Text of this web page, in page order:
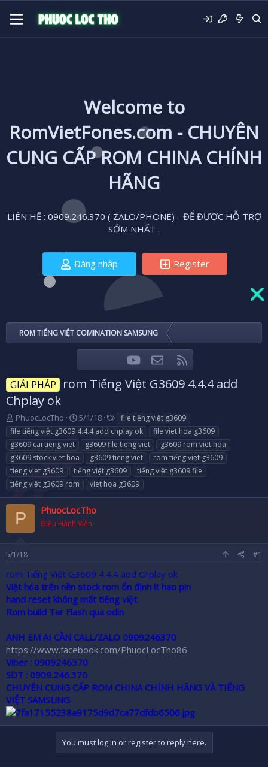
Welcome to
RomVietFones.com - CHUYÊN
CUNG CẤP ROM CHINA CHÍNH
HÃNG
LIÊN HỆ : 0909.246.370 ( ZALO/PHONE) - ĐỂ ĐƯỢC HỖ TRỢ
SỚM NHẤT .
Đăng nhập Register
ROM TIẾNG VIỆT COMINATION SAMSUNG
FacebookTwitteryoutubeLiên hệ
GIẢI PHÁP
rom Tiếng Việt G3609 4.4.4 add
Chplay ok
T
h
r
e
a
d
s
t
a
r
t
e
PhuocLocTho
N
g
à
y
g
ử
i
5/1/18
T
a
g
s
file tiếng việt g3609
file tiếng việt g3609 4.4.4 add chplay ok
file viet hoa g3609
g3609 cai tieng viet
g3609 file tieng viet
g3609 rom viet hoa
g3609 stock viet hoa
g3609 tieng viet
rom tiếng việt g3609
tieng viet g3609
tiếng việt g3609
tiếng việt g3609 file
tiếng việt g3609 rom
viet hoa g3609
P PhuocLocTho
Điều Hành Viên
5/1/18 #1
rom Tiếng Việt G3609 4.4.4 add Chplay ok
Việt hóa trên nền stock rom ổn định ít hao pin
hand reset không mất tiêng việt
Rom build Tar Flash qua odin
ANH EM AI CẦN CALL/ZALO 0909246370
https://www.facebook.com/PhuocLocTho86
Viber : 0909246370
SĐT : 0909.246.370
CHUYÊN CUNG CẤP ROM CHINA CHÍNH HÃNG VÀ TIẾNG
VIỆT SAMSUNG
You must log in or register to reply here.